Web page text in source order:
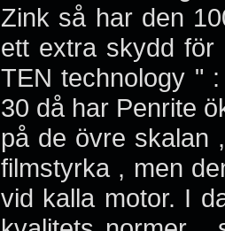
Zink så har den
ett extra skydd för
TEN technology "
30 då har Penrite
på de övre skalan
filmstyrka , men
vid kalla motor. I